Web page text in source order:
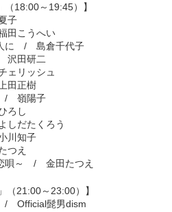
（18:00～19:45）】
子
こうへい
に / 島倉千代子
田研二
リッシュ
正樹
/ 嶺陽子
ろし
だたくろう
川知子
つえ
唄～ / 金田たつえ
（21:00～23:00）】
Official髭男dism